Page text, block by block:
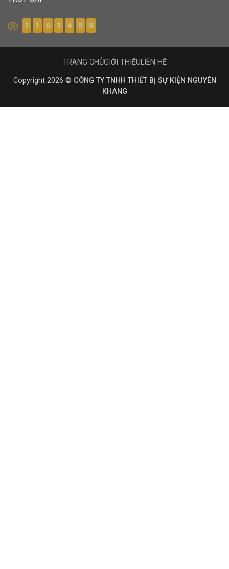
2 1 6 3 4 0 8
Copyright 2026 © CÔNG TY TNHH THIẾT BỊ SỰ KIỆN NGUYÊN
KHANG
TRANG CHỦGIỚI THIỆULIÊN HỆ